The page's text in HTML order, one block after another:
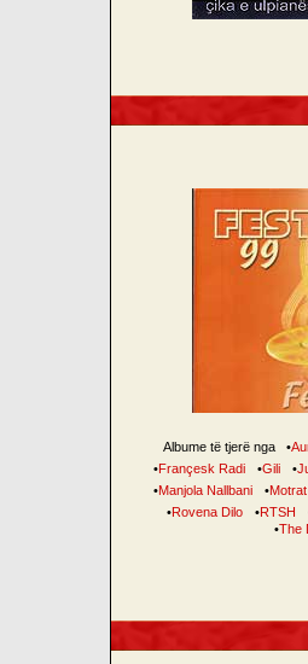
Albume të tjerë nga •
•Françesk Radi •Gili •
•Manjola Nallbani •
•Rovena Dilo •RTSH
•The